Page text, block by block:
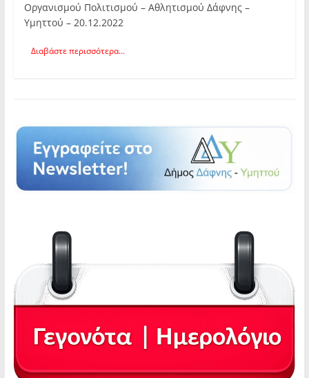
Οργανισμού Πολιτισμού – Αθλητισμού Δάφνης –
Υμηττού – 20.12.2022
Διαβάστε περισσότερα...